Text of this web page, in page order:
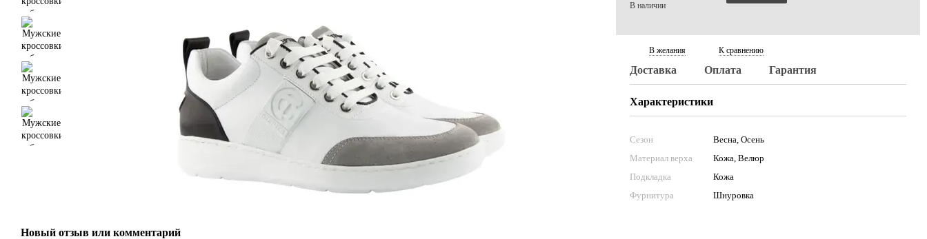
Новый отзыв или комментарий
В наличии
В желания К сравнению
Доставка Оплата Гарантия
Характеристики
Сезон
Весна, Осень
Материал верха
Кожа, Велюр
Подкладка
Кожа
Фурнитура
Шнуровка